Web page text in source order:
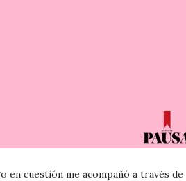
cuestión me acompañó a través de